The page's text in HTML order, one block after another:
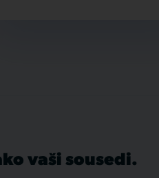
vaši sousedi.